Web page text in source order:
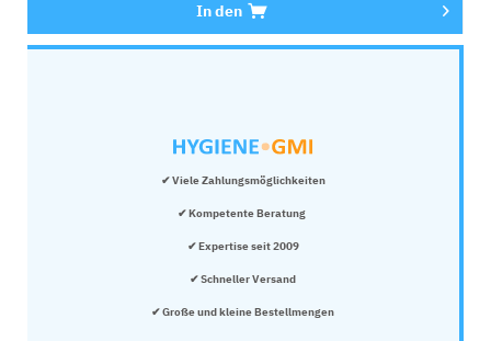
In den
✔ Viele Zahlungsmöglichkeiten
✔ Kompetente Beratung
✔ Expertise seit 2009
✔ Schneller Versand
✔ Große und kleine Bestellmengen